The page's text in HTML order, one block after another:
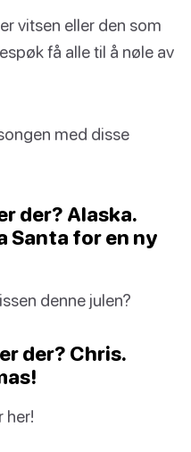
vitsen eller den som
få alle til å nøle av
med disse
der? Alaska.
Santa for en ny
denne julen?
der? Chris.
her!